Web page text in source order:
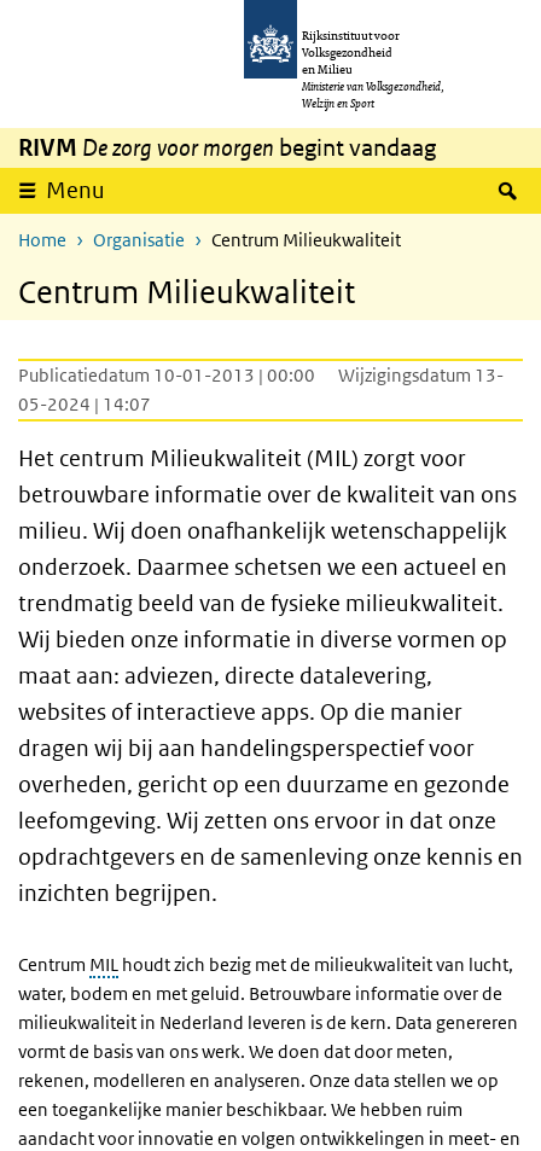
Overslaan en naar de inhoud gaan
Rijksinstituut voor
Volksgezondheid
en Milieu
Ministerie van Volksgezondheid,
Welzijn en Sport
RIVM De zorg voor morgen begint vandaag
Menu
Home Organisatie Centrum Milieukwaliteit
Centrum Milieukwaliteit
Publicatiedatum 10-01-2013 | 00:00
Wijzigingsdatum 13-
05-2024 | 14:07
Het centrum Milieukwaliteit (MIL) zorgt voor
betrouwbare informatie over de kwaliteit van ons
milieu. Wij doen onafhankelijk wetenschappelijk
onderzoek. Daarmee schetsen we een actueel en
trendmatig beeld van de fysieke milieukwaliteit.
Wij bieden onze informatie in diverse vormen op
maat aan: adviezen, directe datalevering,
websites of interactieve apps. Op die manier
dragen wij bij aan handelingsperspectief voor
overheden, gericht op een duurzame en gezonde
leefomgeving. Wij zetten ons ervoor in dat onze
opdrachtgevers en de samenleving onze kennis en
inzichten begrijpen.
Centrum MIL houdt zich bezig met de milieukwaliteit van lucht,
water, bodem en met geluid. Betrouwbare informatie over de
milieukwaliteit in Nederland leveren is de kern. Data genereren
vormt de basis van ons werk. We doen dat door meten,
rekenen, modelleren en analyseren. Onze data stellen we op
een toegankelijke manier beschikbaar. We hebben ruim
aandacht voor innovatie en volgen ontwikkelingen in meet- en